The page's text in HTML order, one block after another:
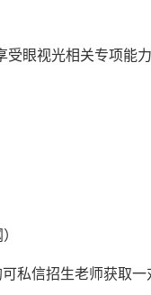
眼视光相关专项
私信招生老师获取一